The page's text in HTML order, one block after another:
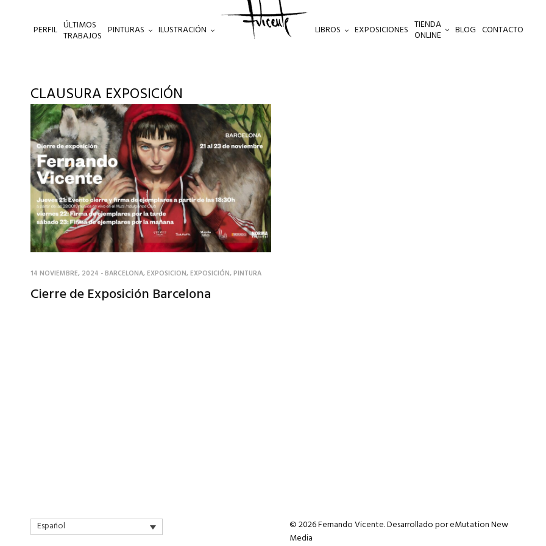
PERFIL ÚLTIMOS
TRABAJOS PINTURAS ILUSTRACIÓN LIBROS EXPOSICIONES TIENDA
ONLINE BLOG CONTACTO
CLAUSURA EXPOSICIÓN
14 NOVIEMBRE, 2024 -BARCELONA,EXPOSICION,EXPOSICIÓN,PINTURA
Cierre de Exposición Barcelona
Español © 2026 Fernando Vicente. Desarrollado poreMutation New
Media